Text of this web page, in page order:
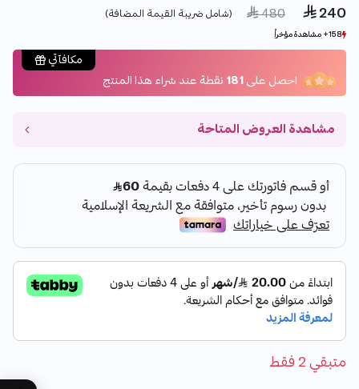
 240
Price reduced from
 480
to (شامل ضريبة القيمة المضافة)
158+ مشاهدة مؤخراً
35+ بيع مؤخراً
158+ مشاهدة مؤخراً
35+ بيع مؤخراً
مكافآتي
احصل على181 نقطة عند شراء هذا المنتج
مشاهدة العروض المتاحة
متبقي 2 فقط